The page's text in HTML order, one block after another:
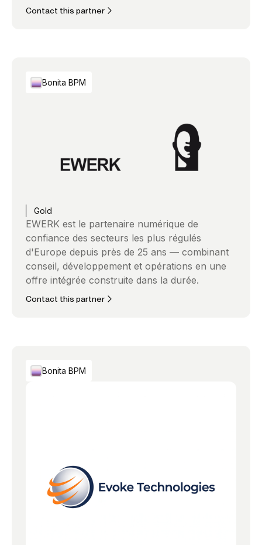
Contact this partner
Bonita BPM
Gold
EWERK est le partenaire numérique de
confiance des secteurs les plus régulés
d'Europe depuis près de 25 ans — combinant
conseil, développement et opérations en une
offre intégrée construite dans la durée.
Contact this partner
Bonita BPM